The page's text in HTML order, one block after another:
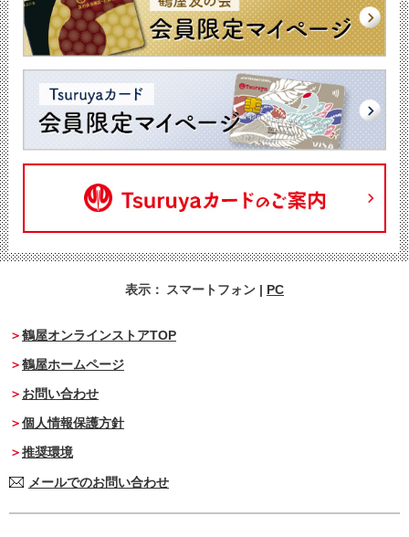
表示： スマートフォン | PC
鶴屋オンラインストアTOP
鶴屋ホームページ
お問い合わせ
個人情報保護方針
推奨環境
メールでのお問い合わせ